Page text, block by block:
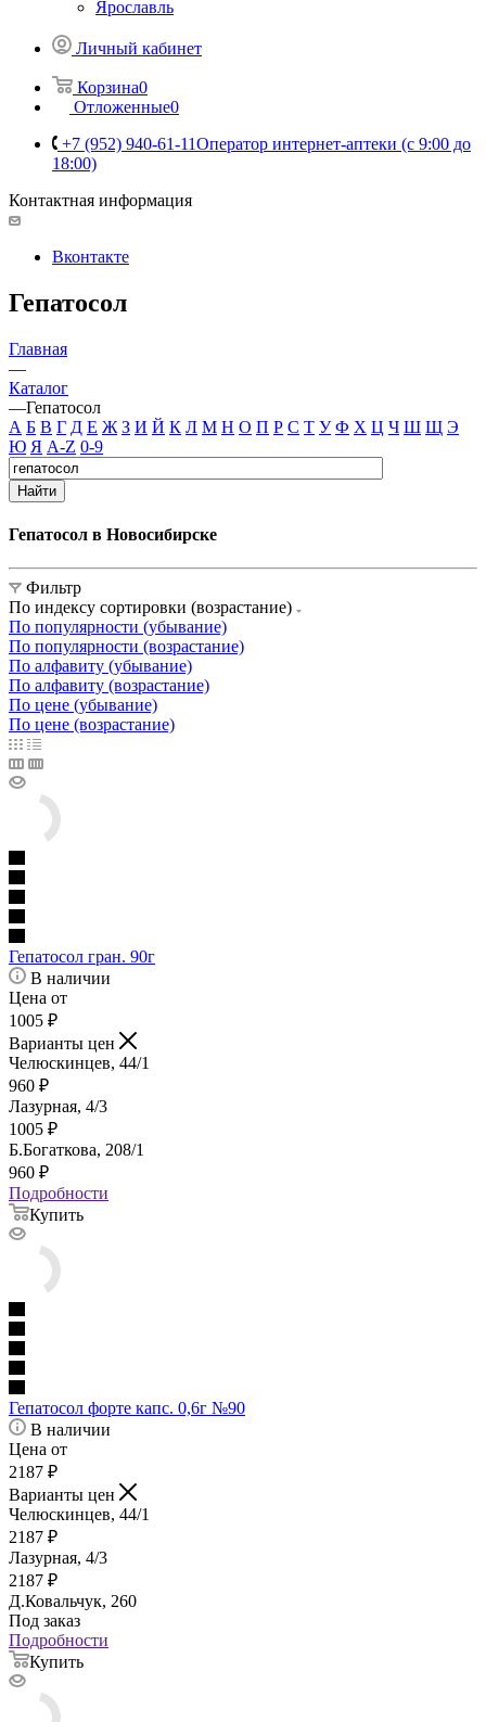
Ярославль
Личный кабинет
Корзина0
Отложенные0
+7 (952) 940-61-11Оператор интернет-аптеки (с 9:00 до
18:00)
Контактная информация
Вконтакте
Гепатосол
Главная
—
Каталог
—Гепатосол
А Б В Г Д Е Ж З И Й К Л М Н О П Р С Т У Ф Х Ц Ч Ш Щ Э
Ю Я A-Z 0-9
Найти
Гепатосол в Новосибирске
Фильтр
По индексу сортировки (возрастание)
По популярности (убывание)
По популярности (возрастание)
По алфавиту (убывание)
По алфавиту (возрастание)
По цене (убывание)
По цене (возрастание)
Гепатосол гран. 90г
В наличии
Цена от
1005 ₽
Варианты цен
Челюскинцев, 44/1
960 ₽
Лазурная, 4/3
1005 ₽
Б.Богаткова, 208/1
960 ₽
Подробности
Купить
Гепатосол форте капс. 0,6г №90
В наличии
Цена от
2187 ₽
Варианты цен
Челюскинцев, 44/1
2187 ₽
Лазурная, 4/3
2187 ₽
Д.Ковальчук, 260
Под заказ
Подробности
Купить